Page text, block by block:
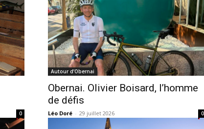
0
Autour d’Obernai
Obernai. Olivier Boisard, l’homme
de défis
Léo Doré - 29 juillet 2026 0